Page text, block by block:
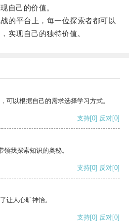
自己的价值。
平台上，每一位探索者都可以
实现自己的独特价值。
可以根据自己的需求选择学习方式。
支持[0] 反对[0]
我探索知识的奥秘。
支持[0] 反对[0]
让人心旷神怡。
支持[0] 反对[0]